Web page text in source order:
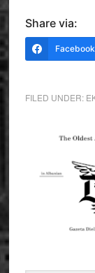
Share via:
Facebook
FILED UNDER: